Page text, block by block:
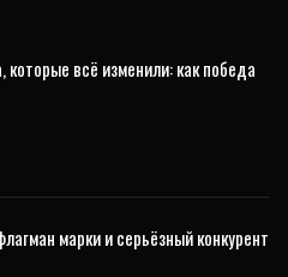
которые всё изменили: как победа
марки и серьёзный конкурент